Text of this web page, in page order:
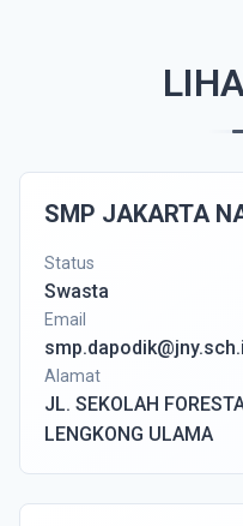
SMP JAKARTA
Status
Swasta
Email
Alamat
JL. SEKOLAH
LENGKONG ULAMA